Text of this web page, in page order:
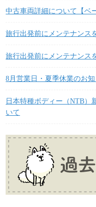
中古車両詳細について【ベ
旅行出発前にメンテナンス
旅行出発前にメンテナンス
8月営業日・夏季休業のお
日本特種ボディー（NTB）
いて